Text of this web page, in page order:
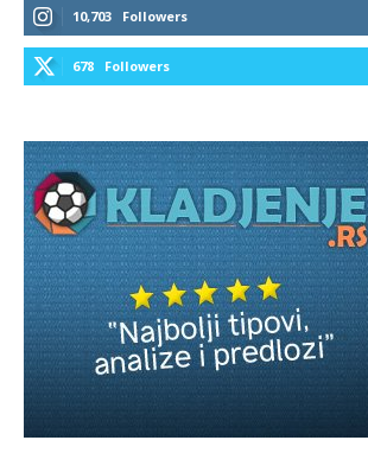
10,703 Followers
678 Followers